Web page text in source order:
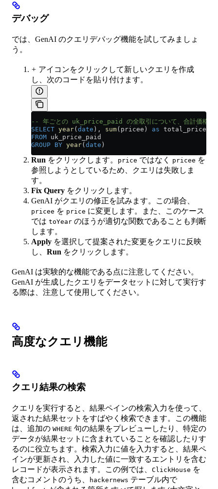
デバッグ
では、GenAI のクエリデバッグ機能を試してみましょ
う。
+ アイコンをクリックして新しいクエリを作成
し、次のコードを貼り付けます。
-- 年ごとの uk_price_paid の全取引について、合計価格と
SELECT year( date ), sum(pricee) as total_price,
FROM uk_price_paid
GROUP BY year( date )
Run をクリックします。 price ではなく pricee を
参照しようとしているため、クエリは失敗しま
す。
Fix Query をクリックします。
GenAI がクエリの修正を試みます。この場合、
pricee を price に変更します。また、このケース
では toYear のほうが適切な関数であることも判断
します。
Apply を選択して提案された変更をクエリに反映
し、 Run をクリックします。
GenAI は実験的な機能である点に注意してください。
GenAI が生成したクエリをデータセットに対して実行す
る際は、注意して使用してください。
高度なクエリ機能
クエリ結果の検索
クエリを実行すると、結果ペインの検索入力を使って、
返された結果セットをすばやく検索できます。この機能
は、追加の WHERE 句の結果をプレビューしたり、特定の
データが結果セットに含まれていることを確認したりす
るのに役立ちます。検索入力に値を入力すると、結果ペ
インが更新され、入力した値に一致するエントリを含む
レコードが表示されます。この例では、 ClickHouse を
含むコメントのうち、
hackernews テーブル内で